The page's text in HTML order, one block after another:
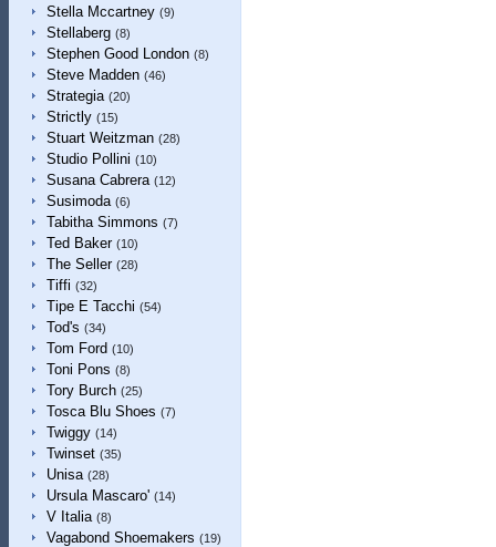
Stella Mccartney (9)
Stellaberg (8)
Stephen Good London (8)
Steve Madden (46)
Strategia (20)
Strictly (15)
Stuart Weitzman (28)
Studio Pollini (10)
Susana Cabrera (12)
Susimoda (6)
Tabitha Simmons (7)
Ted Baker (10)
The Seller (28)
Tiffi (32)
Tipe E Tacchi (54)
Tod's (34)
Tom Ford (10)
Toni Pons (8)
Tory Burch (25)
Tosca Blu Shoes (7)
Twiggy (14)
Twinset (35)
Unisa (28)
Ursula Mascaro' (14)
V Italia (8)
Vagabond Shoemakers (19)